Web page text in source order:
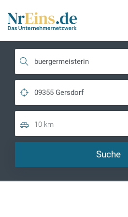
10 km
Suche